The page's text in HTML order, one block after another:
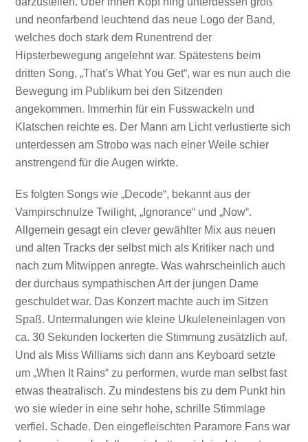
und neonfarbend leuchtend das neue Logo der Band,
welches doch stark dem Runentrend der
Hipsterbewegung angelehnt war. Spätestens beim
dritten Song, „That’s What You Get“, war es nun auch die
Bewegung im Publikum bei den Sitzenden
angekommen. Immerhin für ein Fusswackeln und
Klatschen reichte es. Der Mann am Licht verlustierte sich
unterdessen am Strobo was nach einer Weile schier
anstrengend für die Augen wirkte.
Es folgten Songs wie „Decode“, bekannt aus der
Vampirschnulze Twilight, „Ignorance“ und „Now“.
Allgemein gesagt ein clever gewählter Mix aus neuen
und alten Tracks der selbst mich als Kritiker nach und
nach zum Mitwippen anregte. Was wahrscheinlich auch
der durchaus sympathischen Art der jungen Dame
geschuldet war. Das Konzert machte auch im Sitzen
Spaß. Untermalungen wie kleine Ukuleleneinlagen von
ca. 30 Sekunden lockerten die Stimmung zusätzlich auf.
Und als Miss Williams sich dann ans Keyboard setzte
um „When It Rains“ zu performen, wurde man selbst fast
etwas theatralisch. Zu mindestens bis zu dem Punkt hin
wo sie wieder in eine sehr hohe, schrille Stimmlage
verfiel. Schade. Den eingefleischten Paramore Fans war